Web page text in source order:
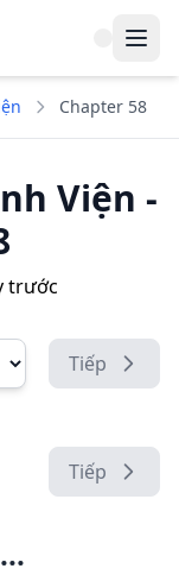
Chapter 58
Viện -
trước
ảnh: Tiếp
chương
Tiếp